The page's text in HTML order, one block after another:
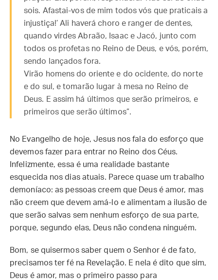
sois. Afastai-vos de mim todos vós que praticais a
injustiça!’ Ali haverá choro e ranger de dentes,
quando virdes Abraão, Isaac e Jacó, junto com
todos os profetas no Reino de Deus, e vós, porém,
sendo lançados fora.
Virão homens do oriente e do ocidente, do norte
e do sul, e tomarão lugar à mesa no Reino de
Deus. E assim há últimos que serão primeiros, e
primeiros que serão últimos”.
No Evangelho de hoje, Jesus nos fala do esforço que
devemos fazer para entrar no Reino dos Céus.
Infelizmente, essa é uma realidade bastante
esquecida nos dias atuais. Parece quase um trabalho
demoníaco: as pessoas creem que Deus é amor, mas
não creem que devem amá-lo e alimentam a ilusão de
que serão salvas sem nenhum esforço de sua parte,
porque, segundo elas, Deus não condena ninguém.
Bom, se quisermos saber quem o Senhor é de fato,
precisamos ter fé na Revelação. E nela é dito que sim,
Deus é amor, mas o primeiro passo para